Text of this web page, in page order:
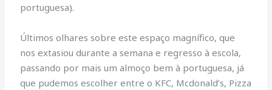
portuguesa).
Últimos olhares sobre este espaço magnífico, que
nos extasiou durante a semana e regresso à escola,
passando por mais um almoço bem à portuguesa, já
que pudemos escolher entre o KFC, Mcdonald’s, Pizza